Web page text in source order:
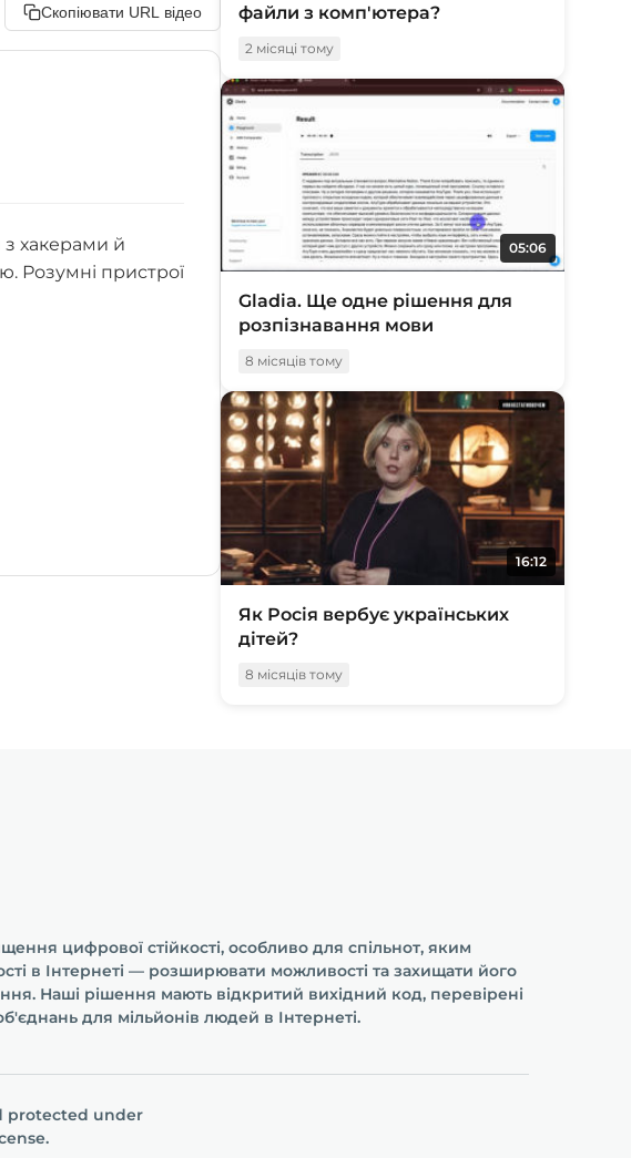
Скопіювати URL відео
хакерами й
Розумні пристрої
файли з комп'ютера?
2 місяці тому
05:06
Gladia. Ще одне рішення для
розпізнавання мови
8 місяців тому
16:12
Як Росія вербує українських
дітей?
8 місяців тому
цифрової стійкості, особливо для спільнот, яким
в Інтернеті — розширювати можливості та захищати його
Наші рішення мають відкритий вихідний код, перевірені
для мільйонів людей в Інтернеті.
protected under